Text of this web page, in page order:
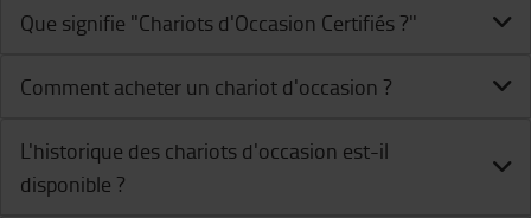
Que signifie "Chariots d'Occasion Certifiés ?"
Comment acheter un chariot d'occasion ?
L'historique des chariots d'occasion est-il
disponible ?